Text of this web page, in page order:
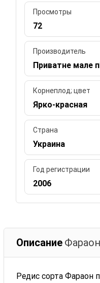
Просмотры
72
Производитель
Приватне мале
Корнеплод; цвет
Ярко-красная
Страна
Украина
Год регистрации
2006
Описание Фараон
Редис сорта Фараон